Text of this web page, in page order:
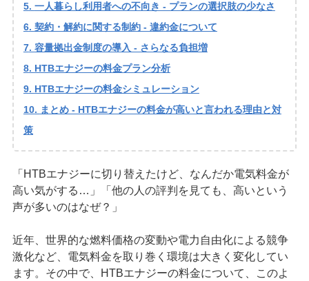
一人暮らし利用者への不向き - プランの選択肢の少なさ
契約・解約に関する制約 - 違約金について
容量拠出金制度の導入 - さらなる負担増
HTBエナジーの料金プラン分析
HTBエナジーの料金シミュレーション
まとめ - HTBエナジーの料金が高いと言われる理由と対
策
「HTBエナジーに切り替えたけど、なんだか電気料金が
高い気がする…」「他の人の評判を見ても、高いという
声が多いのはなぜ？」
近年、世界的な燃料価格の変動や電力自由化による競争
激化など、電気料金を取り巻く環境は大きく変化してい
ます。その中で、HTBエナジーの料金について、このよ